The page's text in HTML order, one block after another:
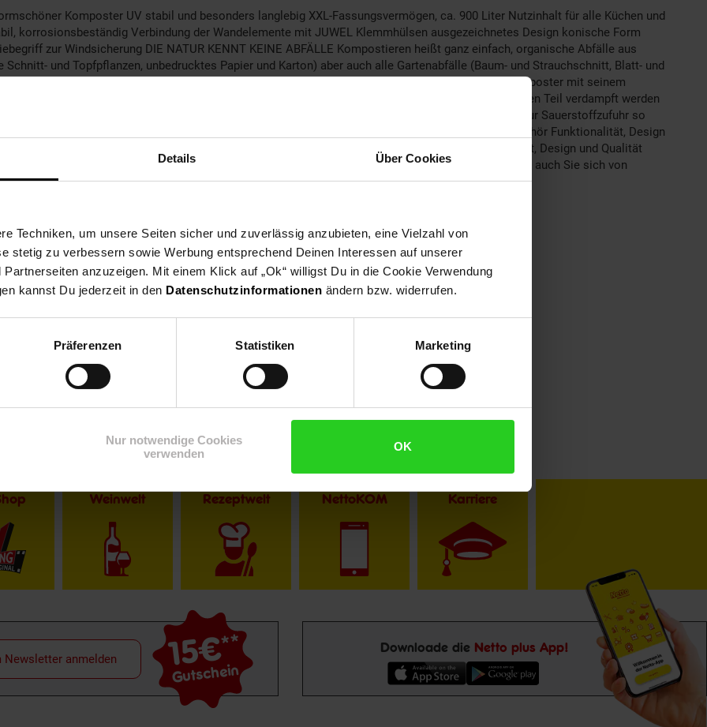
Details Über Cookies
Techniken, um unsere Seiten sicher und zuverlässig anzubieten, eine Vielzahl von
stetig zu verbessern sowie Werbung entsprechend Deinen Interessen auf unserer
anzuzeigen. Mit einem Klick auf „Ok“ willigst Du in die Cookie Verwendung
kannst Du jederzeit in den Datenschutzinformationen ändern bzw. widerrufen.
Präferenzen Statistiken Marketing
Nur notwendige Cookies
verwenden
OK
Komposter UV stabil und besonders langlebig XXL-Fassungsvermögen, ca. 900 Liter Nutzinhalt für alle Küchen und
korrosionsbeständig Verbindung der Wandelemente mit JUWEL Klemmhülsen ausgezeichnetes Design konische Form
zur Windsicherung DIE NATUR KENNT KEINE ABFÄLLE Kompostieren heißt ganz einfach, organische Abfälle aus
und Topfpflanzen, unbedrucktes Papier und Karton) aber auch alle Gartenabfälle (Baum- und Strauchschnitt, Blatt- und
unter Sauerstoffeinfluss in Komposterde umzuwandeln. Dabei hilft Ihnen der JUWEL Komposter mit seinem
haben üblicherweise einen Wassergehalt von ca. 60 bis 70 % Wasser, das zu einem großen Teil verdampft werden
(schlechter Geruch, geringe Abbauleistung etc.). Deshalb ist eine gute Ent- und Belüftung zur Sauerstoffzufuhr so
109cm Nutzinhalt: ca: 900 L Material: UV-beständig Lieferumfang: 1x Komposter 1x Montagezubehör Funktionalität, Design
Wir haben uns auf Produkte für Garten und Haushalt spezialisiert. Dabei wird auf Funktionalität, Design und Qualität
Wäschespinnen, Wäschetrocknern, Gartenbausteinen, Frühbeeten bis hin zu Kompostern. Lassen auch Sie sich von
sein.
Weinwelt Rezeptwelt NettoKOM Karriere
15€**
Gutschein
Newsletter anmelden
Downloade die Netto plus App!